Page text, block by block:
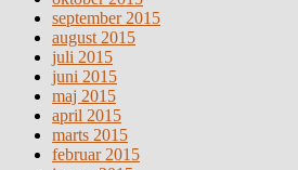
september 2015
august 2015
juli 2015
juni 2015
maj 2015
april 2015
marts 2015
februar 2015